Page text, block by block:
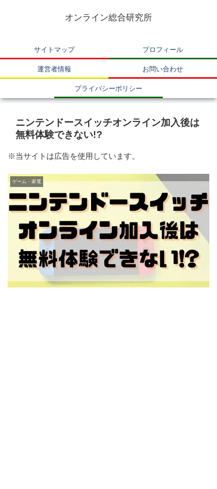
オンライン総合研究所
サイトマップ プロフィール
運営者情報 お問い合わせ
プライバシーポリシー
ニンテンドースイッチオンライン加入後は
無料体験できない!?
※当サイトは広告を使用しています。
ゲーム・家電